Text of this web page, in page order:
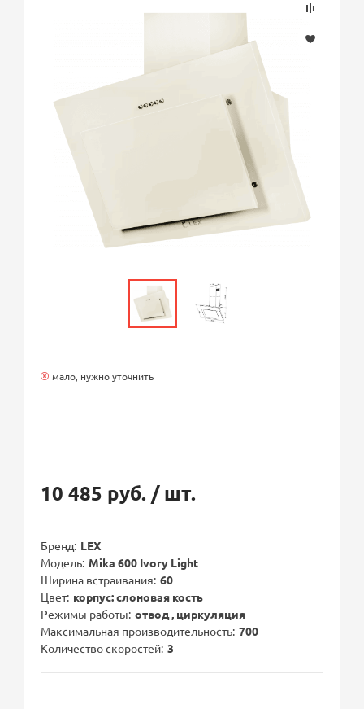
мало, нужно уточнить
10 485 руб. / шт.
Бренд LEX
Модель Mika 600 Ivory Light
Ширина встраивания 60
Цвет корпус: слоновая кость
Режимы работы отвод , циркуляция
Максимальная производительность 700
Количество скоростей 3